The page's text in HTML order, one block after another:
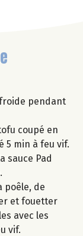
pendant
coupé en
5 min à feu vif.
sauce Pad
poêle, de
et fouetter
avec les
vif.